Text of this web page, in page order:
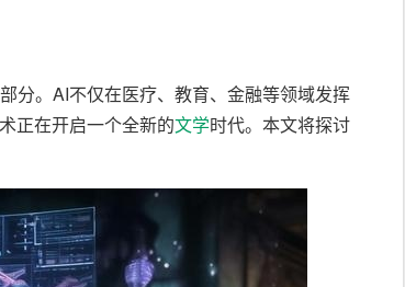
分。AI不仅在医疗、教育、金融等领域发挥
正在开启一个全新的文学时代。本文将探讨